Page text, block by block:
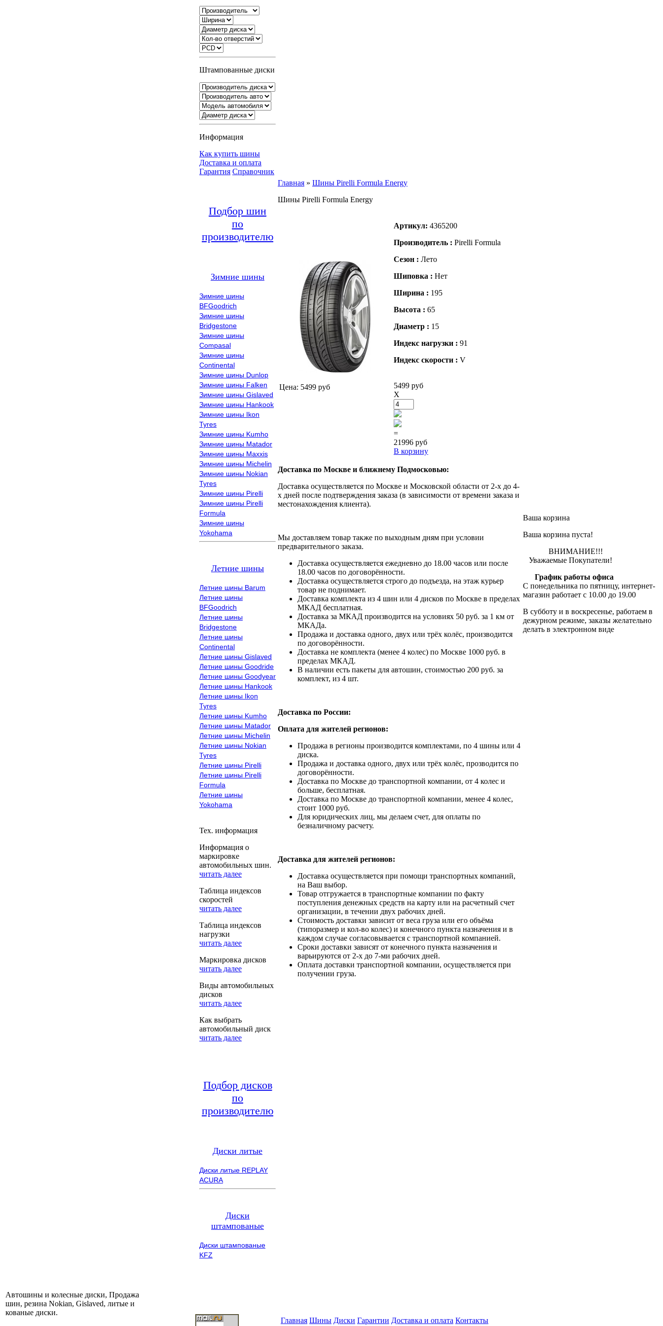
Штампованные диски
Информация
Как купить шины
Доставка и оплата
Гарантия Справочник
Подбор шин
по
производителю
Зимние шины
Зимние шины
BFGoodrich
Зимние шины
Bridgestone
Зимние шины
Compasal
Зимние шины
Continental
Зимние шины Dunlop
Зимние шины Falken
Зимние шины Gislaved
Зимние шины Hankook
Зимние шины Ikon
Tyres
Зимние шины Kumho
Зимние шины Matador
Зимние шины Maxxis
Зимние шины Michelin
Зимние шины Nokian
Tyres
Зимние шины Pirelli
Зимние шины Pirelli
Formula
Зимние шины
Yokohama
Летние шины
Летние шины Barum
Летние шины
BFGoodrich
Летние шины
Bridgestone
Летние шины
Continental
Летние шины Gislaved
Летние шины Goodride
Летние шины Goodyear
Летние шины Hankook
Летние шины Ikon
Tyres
Летние шины Kumho
Летние шины Matador
Летние шины Michelin
Летние шины Nokian
Tyres
Летние шины Pirelli
Летние шины Pirelli
Formula
Летние шины
Yokohama
Тех. информация
Информация о
маркировке
автомобильных шин.
читать далее
Таблица индексов
скоростей
читать далее
Таблица индексов
нагрузки
читать далее
Маркировка дисков
читать далее
Виды автомобильных
дисков
читать далее
Как выбрать
автомобильный диск
читать далее
Подбор дисков
по
производителю
Диски литые
Диски литые REPLAY
ACURA
Диски
штампованые
Диски штампованые
KFZ
Главная » Шины Pirelli Formula Energy
Шины Pirelli Formula Energy
Цена: 5499 руб
Артикул: 4365200
Производитель : Pirelli Formula
Сезон : Лето
Шиповка : Нет
Ширина : 195
Высота : 65
Диаметр : 15
Индекс нагрузки : 91
Индекс скорости : V
5499 руб
X
=
21996 руб
В корзину
Доставка по Москве и ближнему Подмосковью:
Доставка осуществляется по Москве и Московской области от 2-х до 4-
х дней после подтверждения заказа (в зависимости от времени заказа и
местонахождения клиента).
Мы доставляем товар также по выходным дням при условии
предварительного заказа.
Доставка осуществляется ежедневно до 18.00 часов или после
18.00 часов по договорённости.
Доставка осуществляется строго до подъезда, на этаж курьер
товар не поднимает.
Доставка комплекта из 4 шин или 4 дисков по Москве в пределах
МКАД бесплатная.
Доставка за МКАД производится на условиях 50 руб. за 1 км от
МКАДа.
Продажа и доставка одного, двух или трёх колёс, производится
по договорённости.
Доставка не комплекта (менее 4 колес) по Москве 1000 руб. в
пределах МКАД.
В наличии есть пакеты для автошин, стоимостью 200 руб. за
комплект, из 4 шт.
Доставка по России:
Оплата для жителей регионов:
Продажа в регионы производится комплектами, по 4 шины или 4
диска.
Продажа и доставка одного, двух или трёх колёс, прозводится по
договорённости.
Доставка по Москве до транспортной компании, от 4 колес и
больше, бесплатная.
Доставка по Москве до транспортной компании, менее 4 колес,
стоит 1000 руб.
Для юридических лиц, мы делаем счет, для оплаты по
безналичному расчету.
Доставка для жителей регионов:
Доставка осуществляется при помощи транспортных компаний,
на Ваш выбор.
Товар отгружается в транспортные компании по факту
поступления денежных средств на карту или на расчетный счет
организации, в течении двух рабочих дней.
Стоимость доставки зависит от веса груза или его объёма
(типоразмер и кол-во колес) и конечного пункта назначения и в
каждом случае согласовывается с транспортной компанией.
Сроки доставки зависят от конечного пункта назначения и
варьируются от 2-х до 7-ми рабочих дней.
Оплата доставки транспортной компании, осуществляется при
получении груза.
Ваша корзина
Ваша корзина пуста!
ВНИМАНИЕ!!!
Уважаемые Покупатели!
График работы офиса
С понедельника по пятницу, интернет-
магазин работает с 10.00 до 19.00
В субботу и в воскресенье, работаем в
дежурном режиме, заказы желательно
делать в электронном виде
Автошины и колесные диски, Продажа
шин, резина Nokian, Gislaved, литые и
кованые диски.
Главная Шины Диски Гарантии Доставка и оплата Контакты